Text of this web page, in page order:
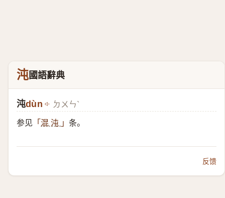
沌國語辭典
沌dùn ㄉㄨㄣˋ
参见 「 混 沌 」 条。
反馈